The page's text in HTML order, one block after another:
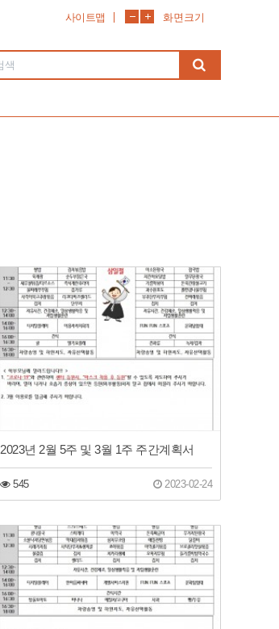
사이트맵 화면크기
2023년 2월 5주 및 3월 1주 주간계획서
545 2023-02-24